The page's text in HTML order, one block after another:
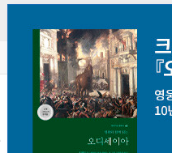
Collected) [옐